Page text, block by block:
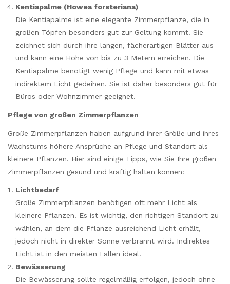
Kentiapalme (Howea forsteriana)
Die Kentiapalme ist eine elegante Zimmerpflanze, die in
großen Töpfen besonders gut zur Geltung kommt. Sie
zeichnet sich durch ihre langen, fächerartigen Blätter aus
und kann eine Höhe von bis zu 3 Metern erreichen. Die
Kentiapalme benötigt wenig Pflege und kann mit etwas
indirektem Licht gedeihen. Sie ist daher besonders gut für
Büros oder Wohnzimmer geeignet.
Pflege von großen Zimmerpflanzen
Große Zimmerpflanzen haben aufgrund ihrer Größe und ihres
Wachstums höhere Ansprüche an Pflege und Standort als
kleinere Pflanzen. Hier sind einige Tipps, wie Sie Ihre großen
Zimmerpflanzen gesund und kräftig halten können:
Lichtbedarf
Große Zimmerpflanzen benötigen oft mehr Licht als
kleinere Pflanzen. Es ist wichtig, den richtigen Standort zu
wählen, an dem die Pflanze ausreichend Licht erhält,
jedoch nicht in direkter Sonne verbrannt wird. Indirektes
Licht ist in den meisten Fällen ideal.
Bewässerung
Die Bewässerung sollte regelmäßig erfolgen, jedoch ohne